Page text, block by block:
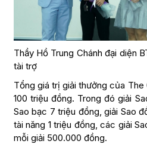
Thầy Hồ Trung Chánh đại diện
tài trợ
Tổng giá trị giải thưởng của The
100 triệu đồng. Trong đó giải
Sao bạc 7 triệu đồng, giải Sao
tài năng 1 triệu đồng, các giải
mỗi giải 500.000 đồng.